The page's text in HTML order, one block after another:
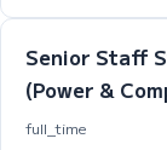
Senior Staff
(Power &
full_time